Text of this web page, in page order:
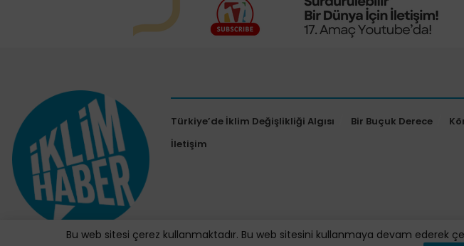
Türkiye’de İklim Değişlikliği Algısı Bir Buçuk Derece
İletişim
Bu web sitesi çerez kullanmaktadır. Bu web sitesini kullanmaya devam ederek